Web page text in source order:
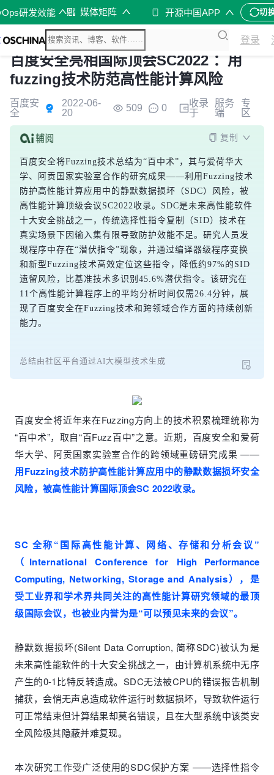
研发效能 媒体矩阵 开源中国APP 切
登录
百度安全亮相国际顶会SC2022 ：用
fuzzing技术防范高性能计算风险
百度安
全
2022-06-
20
509 0
收录
于
服务
端
专
区
复制
百度安全将Fuzzing技术总结为“百中术”，其与爱荷华大
学、阿贡国家实验室合作的研究成果——利用Fuzzing技术
防护高性能计算应用中的静默数据损坏（SDC）风险，被
高性能计算顶级会议SC2022收录。SDC是未来高性能软件
十大安全挑战之一，传统选择性指令复制（SID）技术在
真实场景下因输入集有限导致防护效能不足。研究人员发
现程序中存在“潜伏指令”现象，并通过编译器级程序变换
和新型Fuzzing技术高效定位这些指令，降低约97%的SID
遗留风险，比基准技术多识别45.6%潜伏指令。该研究在
11个高性能计算程序上的平均分析时间仅需26.4分钟，展
现了百度安全在Fuzzing技术和跨领域合作方面的持续创新
能力。
总结由社区平台通过AI大模型技术生成
百度安全将近年来在Fuzzing方向上的技术积累梳理统称为
“百中术”，取自“百Fuzz百中”之意。近期，百度安全和爱荷
华大学、阿贡国家实验室合作的跨领域重磅研究成果 ——
用Fuzzing技术防护高性能计算应用中的静默数据损坏安全
风险，被高性能计算国际顶会SC 2022收录。
SC 全称“国际高性能计算、网络、存储和分析会议”
（International Conference for High Performance
Computing, Networking, Storage and Analysis），是
受工业界和学术界共同关注的高性能计算研究领域的最顶
级国际会议，也被业内誉为是“可以预见未来的会议”。
静默数据损坏(Silent Data Corruption, 简称SDC)被认为是
未来高性能软件的十大安全挑战之一，由计算机系统中无序
产生的0-1比特反转造成。SDC无法被CPU的错误报告机制
捕获，会悄无声息造成软件运行时数据损坏，导致软件运行
可正常结束但计算结果却莫名错误，且在大型系统中该类安
全风险极其隐蔽并难复现。
本次研究工作受广泛使用的SDC保护方案 ——选择性指令